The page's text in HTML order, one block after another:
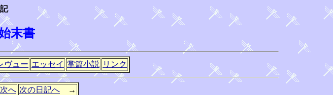
末書
ヴュー エッセイ 掌篇小説 リンク
へ 次の日記へ →